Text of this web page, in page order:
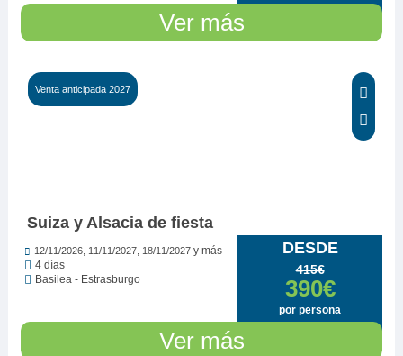
Ver más
Venta anticipada 2027
DESDE
415€
390€
por persona
Suiza y Alsacia de fiesta
12/11/2026, 11/11/2027, 18/11/2027 y más
4 días
Basilea - Estrasburgo
Ver más